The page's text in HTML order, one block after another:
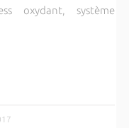
oxydant, système